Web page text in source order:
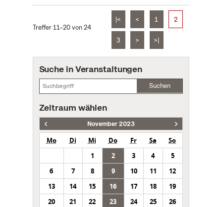
Treffer 11–20 von 24
|< < 1 2
3 > >|
Suche in Veranstaltungen
Suchen
Zeitraum wählen
November 2023
Mo Di Mi Do Fr Sa
So
1
2 3 4
5
6
7 8 9 10 11
12
13
14 15 16 17 18
19
20
21 22 23 24 25
26